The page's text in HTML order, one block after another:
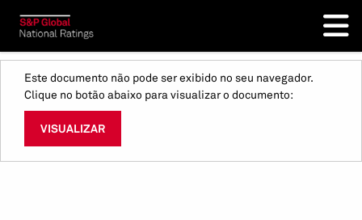
Este documento não pode ser exibido no seu navegador.
Clique no botão abaixo para visualizar o documento:
VISUALIZAR